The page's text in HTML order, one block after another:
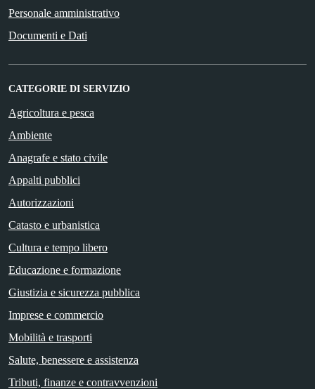
Personale amministrativo
Documenti e Dati
CATEGORIE DI SERVIZIO
Agricoltura e pesca
Ambiente
Anagrafe e stato civile
Appalti pubblici
Autorizzazioni
Catasto e urbanistica
Cultura e tempo libero
Educazione e formazione
Giustizia e sicurezza pubblica
Imprese e commercio
Mobilità e trasporti
Salute, benessere e assistenza
Tributi, finanze e contravvenzioni